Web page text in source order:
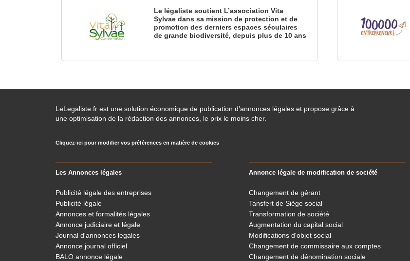
Le légaliste soutient L’association Vita
Sylvae dans sa mission de protection et de
promotion des derniers espaces séculaires
de grande biodiversité, depuis plus de 10 ans
LeLegaliste.fr est une solution économique de publication d'annonces légales et propose grâce à
une optimisation de la rédaction des annonces, le prix le moins cher.
Cliquez-ici pour modifier vos préférences en matière de cookies
Les Annonces légales
Publicité légale des entreprises
Publicité légale
Annonces et formalités légales
Annonce judiciaire et légale
Journal d'annonces legales
Annonce journal officiel
BALO annonce légale
Annonce légale de modification de société
Changement de gérant
Tansfert de Siège social
Transformation de société
Augmentation du capital social
Modifications d'objet social
Changement de commissaire aux comptes
Changement de dénomination sociale